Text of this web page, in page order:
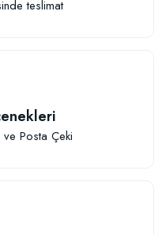
teslimat
Posta Çeki